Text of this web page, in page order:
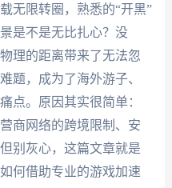
无限转圈，熟悉的“开黑”
是不是无比扎心？没
理的距离带来了无法忽
题，成为了海外游子、
点。原因其实很简单：
商网络的跨境限制、安
别灰心，这篇文章就是
何借助专业的游戏加速